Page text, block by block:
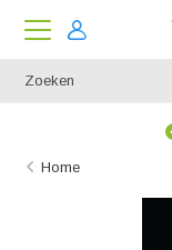
Home